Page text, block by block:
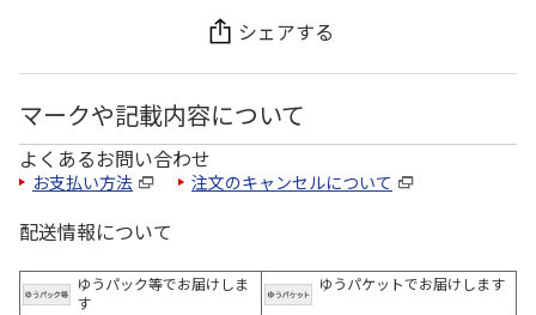
シェアする
マークや記載内容について
よくあるお問い合わせ
お支払い方法 注文のキャンセルについて
配送情報について
ゆうパック等でお届けしま
す
ゆうパケットでお届けします